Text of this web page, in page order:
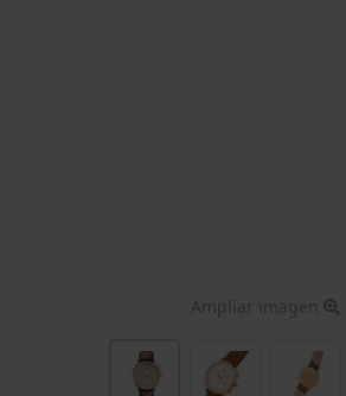
Ampliar imagen